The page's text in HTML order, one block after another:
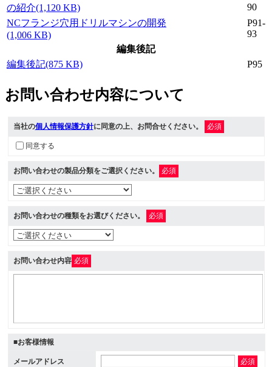
の紹介(1,120 KB)
90
NCフランジ穴用ドリルマシンの開発
(1,006 KB)
P91-
93
編集後記
編集後記(875 KB)
P95
お問い合わせ内容について
当社の個人情報保護方針に同意の上、お問合せください。 必須
同意する
お問い合わせの製品分類をご選択ください。 必須
お問い合わせの種類をお選びください。 必須
お問い合わせ内容 必須
■お客様情報
メールアドレス 必須